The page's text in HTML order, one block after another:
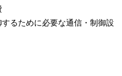
るために必要な通信・制御設